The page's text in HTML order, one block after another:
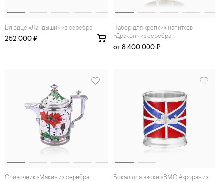
Блюдце «Ландыши» из серебра
252 000 ₽
Набор для крепких напитков
«Дракон» из серебра
от 8 400 000 ₽
Сливочник «Маки» из серебра
Бокал для виски «ВМС Аврора» из